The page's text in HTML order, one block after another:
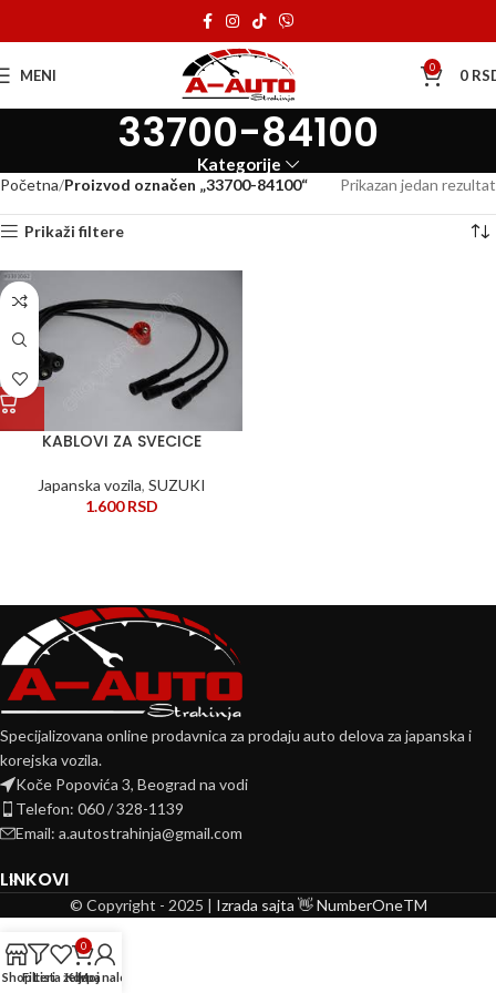
MENI 0 0
33700-84100
Kategorije
Početna Proizvod označen „33700-84100“ Prikazan jedan rezultat
Prikaži filtere
KABLOVI ZA SVECICE
Japanska vozila, SUZUKI
1.600RSD
Specijalizovana online prodavnica za prodaju auto delova za japanska i
korejska vozila.
Koče Popovića 3, Beograd na vodi
Telefon: 060 / 328-1139
Email: a.autostrahinja@gmail.com
LINKOVI
© Copyright - 2025 | Izrada sajta 👋 NumberOneTM
ShopFilteri
Lista želja
0
Korpa
Moj nalog